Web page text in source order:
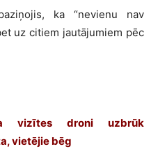
ka “nevienu nav
uz citiem jautājumiem pēc
vizītes droni uzbrūk
vietējie bēg